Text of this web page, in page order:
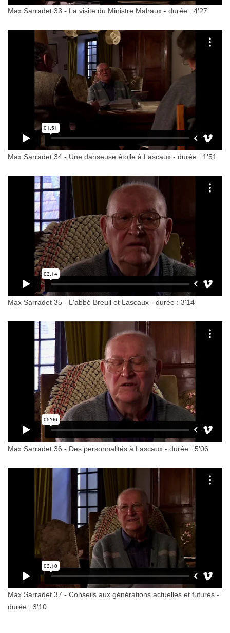
Max Sarradet 33 - La visite du Ministre Malraux - durée : 4'27
Max Sarradet 34 - Une danseuse étoile à Lascaux - durée : 1'51
Max Sarradet 35 - L'abbé Breuil et Lascaux - durée : 3'14
Max Sarradet 36 - Des personnalités à Lascaux - durée : 5'06
Max Sarradet 37 - Conseils aux générations actuelles et futures -
durée : 3'10